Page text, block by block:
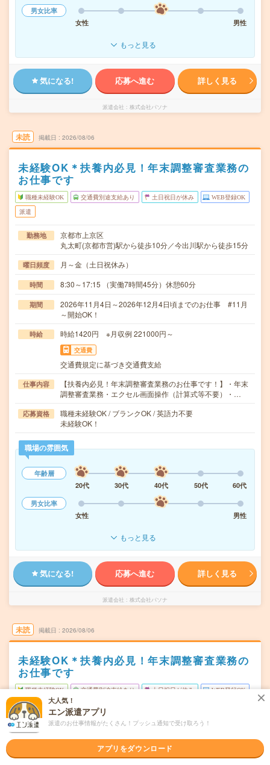
男女比率
女性
男性
もっと見る
気になる! 応募へ進む 詳しく見る
派遣会社 株式会社パソナ
未読 掲載日 2026/08/06
未経験OK＊扶養内必見！年末調整審査業務の
お仕事です
職種未経験OK 交通費別途支給あり 土日祝日が休み WEB登録OK
派遣
勤務地
京都市上京区
丸太町(京都市営)駅から徒歩10分／今出川駅から徒歩15分
曜日頻度 月～金（土日祝休み）
時間 8:30～17:15 （実働7時間45分）休憩60分
期間
2026年11月4日～2026年12月4日頃までのお仕事 #11月
～開始OK！
時給 時給1420円 ※月収例 221000円～
交通費
交通費規定に基づき交通費支給
仕事内容
【扶養内必見！年末調整審査業務のお仕事です！】・年末
調整審査業務・エクセル画面操作（計算式等不要）・…
応募資格
職種未経験OK / ブランクOK / 英語力不要
未経験OK！
職場の雰囲気
年齢層
20代
30代 40代 50代
60代
男女比率
女性
男性
もっと見る
気になる! 応募へ進む 詳しく見る
派遣会社 株式会社パソナ
未読 掲載日 2026/08/06
未経験OK＊扶養内必見！年末調整審査業務の
お仕事です
職種未経験OK 交通費別途支給あり 土日祝日が休み WEB登録OK
派遣
勤務地
京都市上京区
丸太町(京都市営)駅から徒歩10分／今出川駅から徒歩15分
曜日頻度 月～金（土日祝休み）
大人気！
エン派遣アプリ
派遣のお仕事情報がたくさん！プッシュ通知で受け取ろう！
アプリをダウンロード